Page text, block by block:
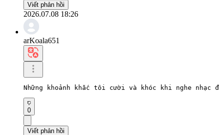
Viết phản hồi
2026.07.08 18:26
arKoala651
Những khoảnh khắc tôi cười và khóc khi nghe
0
Viết phản hồi